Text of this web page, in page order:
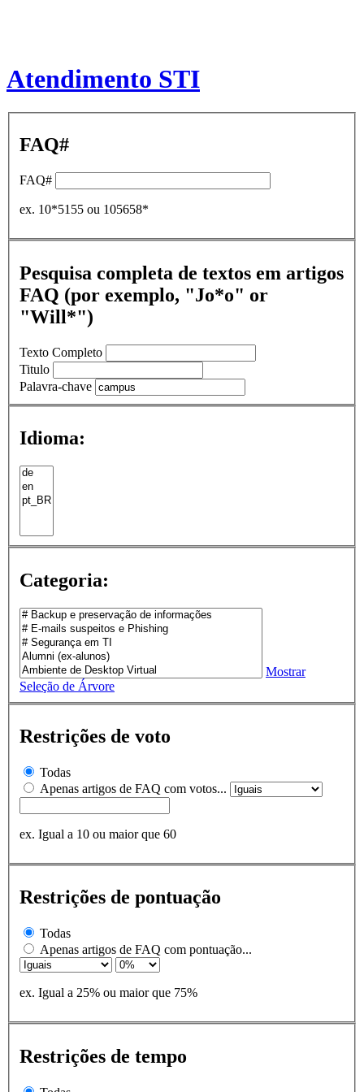
Atendimento STI
FAQ#
FAQ#
ex. 10*5155 ou 105658*
Pesquisa completa de textos em artigos
FAQ (por exemplo, "Jo*o" or
"Will*")
Texto Completo
Titulo
Palavra-chave
Idioma:
Categoria:
Mostrar
Seleção de Árvore
Restrições de voto
Todas
Apenas artigos de FAQ com votos...
ex. Igual a 10 ou maior que 60
Restrições de pontuação
Todas
Apenas artigos de FAQ com pontuação...
ex. Igual a 25% ou maior que 75%
Restrições de tempo